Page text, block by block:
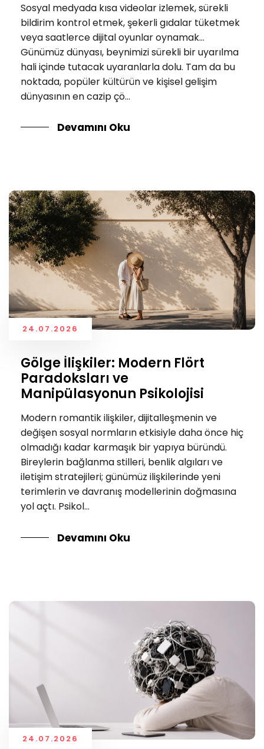
Sosyal medyada kısa videolar izlemek, sürekli
bildirim kontrol etmek, şekerli gıdalar tüketmek
veya saatlerce dijital oyunlar oynamak...
Günümüz dünyası, beynimizi sürekli bir uyarılma
hali içinde tutacak uyaranlarla dolu. Tam da bu
noktada, popüler kültürün ve kişisel gelişim
dünyasının en cazip çö...
Devamını Oku
24.07.2026
Gölge İlişkiler: Modern Flört
Paradoksları ve
Manipülasyonun Psikolojisi
Modern romantik ilişkiler, dijitalleşmenin ve
değişen sosyal normların etkisiyle daha önce hiç
olmadığı kadar karmaşık bir yapıya büründü.
Bireylerin bağlanma stilleri, benlik algıları ve
iletişim stratejileri; günümüz ilişkilerinde yeni
terimlerin ve davranış modellerinin doğmasına
yol açtı. Psikol...
Devamını Oku
24.07.2026